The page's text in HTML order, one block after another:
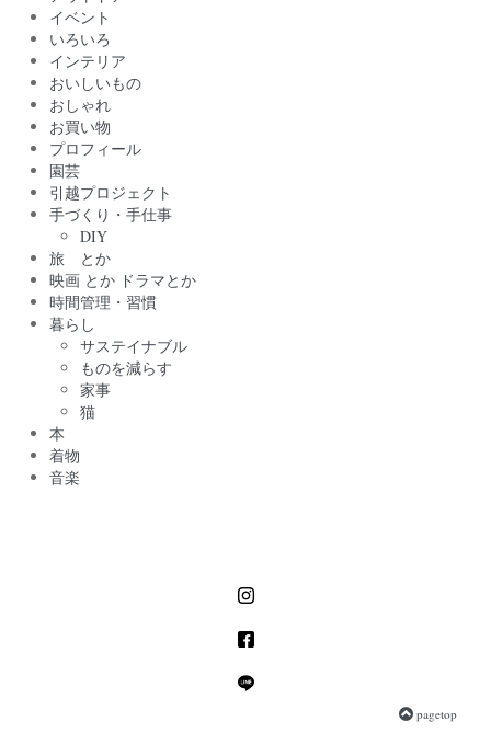
イベント
いろいろ
インテリア
おいしいもの
おしゃれ
お買い物
プロフィール
園芸
引越プロジェクト
手づくり・手仕事
DIY
旅 とか
映画 とか ドラマとか
時間管理・習慣
暮らし
サステイナブル
ものを減らす
家事
猫
本
着物
音楽
pagetop